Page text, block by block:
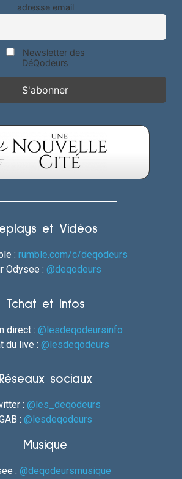
adresse email
Newsletter des
DéQodeurs
et Vidéos
: rumble.com/c/deqodeurs
Odysee : @deqodeurs
Tchat et Infos
direct : @lesdeqodeursinfo
du live : @lesdeqodeurs
Réseaux sociaux
: @les_deqodeurs
: @lesdeqodeurs
Musique
: @deqodeursmusique